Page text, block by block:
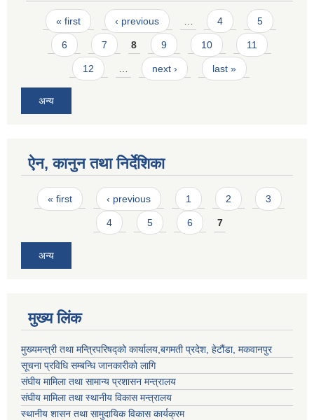
Pages
« first ‹ previous 4 5
6 7 8 9 10 11
12 next › last »
अन्य
ऐन, कानुन तथा निर्देशिका
Pages
« first ‹ previous 1 2 3
4 5 6 7
अन्य
मुख्य लिंक
मुख्यमन्त्री तथा मन्त्रिपरिषद्को कार्यालय,बगमती प्रदेश, हेटौंडा, मकवानपुर
सूचना प्रविधि सम्बन्धि जानकारीको लागि
संघीय मामिला तथा सामान्य प्रशासन मन्त्रालय
संघीय मामिला तथा स्थानीय विकास मन्त्रालय
स्थानीय शासन तथा सामुदायिक विकास कार्यक्रम